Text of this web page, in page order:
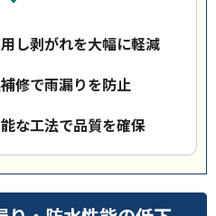
し剥がれを大幅に軽減
修で雨漏りを防止
な工法で品質を確保